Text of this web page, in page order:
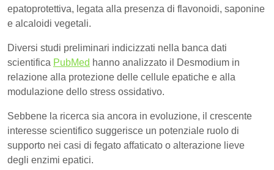
epatoprotettiva, legata alla presenza di flavonoidi, saponine
e alcaloidi vegetali.
Diversi studi preliminari indicizzati nella banca dati
scientifica PubMed hanno analizzato il Desmodium in
relazione alla protezione delle cellule epatiche e alla
modulazione dello stress ossidativo.
Sebbene la ricerca sia ancora in evoluzione, il crescente
interesse scientifico suggerisce un potenziale ruolo di
supporto nei casi di fegato affaticato o alterazione lieve
degli enzimi epatici.